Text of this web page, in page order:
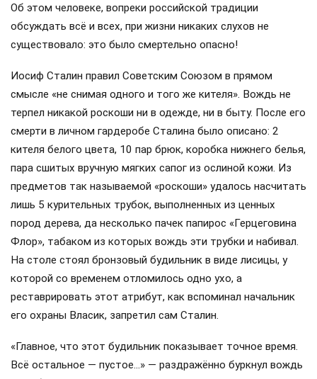
Об этом человеке, вопреки российской традиции
обсуждать всё и всех, при жизни никаких слухов не
существовало: это было смертельно опасно!
Иосиф Сталин правил Советским Союзом в прямом
смысле «не снимая одного и того же кителя». Вождь не
терпел никакой роскоши ни в одежде, ни в быту. После его
смерти в личном гардеробе Сталина было описано: 2
кителя белого цвета, 10 пар брюк, коробка нижнего белья,
пара сшитых вручную мягких сапог из ослиной кожи. Из
предметов так называемой «роскоши» удалось насчитать
лишь 5 курительных трубок, выполненных из ценных
пород дерева, да несколько пачек папирос «Герцеговина
Флор», табаком из которых вождь эти трубки и набивал.
На столе стоял бронзовый будильник в виде лисицы, у
которой со временем отломилось одно ухо, а
реставрировать этот атрибут, как вспоминал начальник
его охраны Власик, запретил сам Сталин.
«Главное, что этот будильник показывает точное время.
Всё остальное — пустое…» — раздражённо буркнул вождь